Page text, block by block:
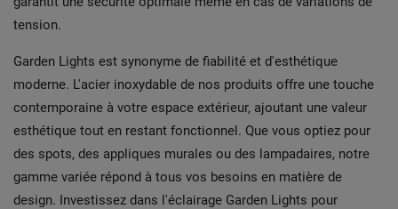
tension.
Garden Lights est synonyme de fiabilité et d'esthétique
moderne. L'acier inoxydable de nos produits offre une touche
contemporaine à votre espace extérieur, ajoutant une valeur
esthétique tout en restant fonctionnel. Que vous optiez pour
des spots, des appliques murales ou des lampadaires, notre
gamme variée répond à tous vos besoins en matière de
design. Investissez dans l'éclairage Garden Lights pour